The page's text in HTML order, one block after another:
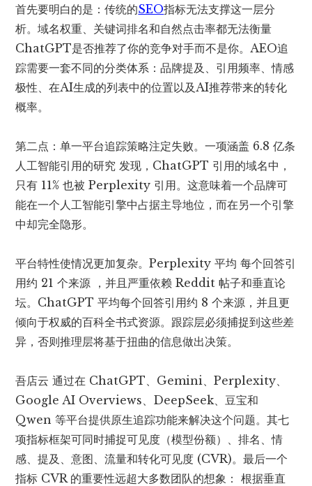
首先要明白的是：传统的SEO指标无法支撑这一层分
析。域名权重、关键词排名和自然点击率都无法衡量
ChatGPT是否推荐了你的竞争对手而不是你。AEO追
踪需要一套不同的分类体系：品牌提及、引用频率、情感
极性、在AI生成的列表中的位置以及AI推荐带来的转化
概率。
第二点：单一平台追踪策略注定失败。一项涵盖 6.8 亿条
人工智能引用的研究 发现，ChatGPT 引用的域名中，
只有 11% 也被 Perplexity 引用。这意味着一个品牌可
能在一个人工智能引擎中占据主导地位，而在另一个引擎
中却完全隐形。
平台特性使情况更加复杂。Perplexity 平均每个回答引
用约 21 个来源 ，并且严重依赖 Reddit 帖子和垂直论
坛。ChatGPT 平均每个回答引用约 8 个来源，并且更
倾向于权威的百科全书式资源。跟踪层必须捕捉到这些差
异，否则推理层将基于扭曲的信息做出决策。
吾店云 通过在 ChatGPT、Gemini、Perplexity、
Google AI Overviews、DeepSeek、豆宝和
Qwen 等平台提供原生追踪功能来解决这个问题。其七
项指标框架可同时捕捉可见度（模型份额）、排名、情
感、提及、意图、流量和转化可见度 (CVR)。最后一个
指标 CVR 的重要性远超大多数团队的想象： 根据垂直